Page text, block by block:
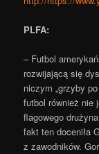
PLFA:
– Futbol
rozwijającą się
niczym „grzyby
futbol również nie
flagowego
fakt ten doceniła
z zawodników.